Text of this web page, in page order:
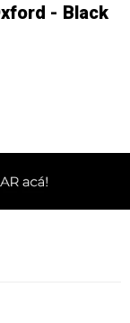
- Black